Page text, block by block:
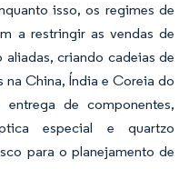
isso, os regimes de
a restringir as vendas de
criando cadeias de
na China, Índia e Coreia do
de componentes,
especial e quartzo
para o planejamento de